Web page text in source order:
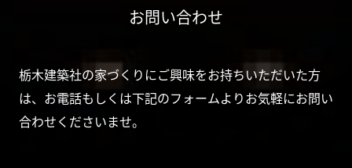
お問い合わせ
栃木建築社の家づくりにご興味をお持ちいただいた方
は、お電話もしくは下記のフォームよりお気軽にお問い
合わせくださいませ。